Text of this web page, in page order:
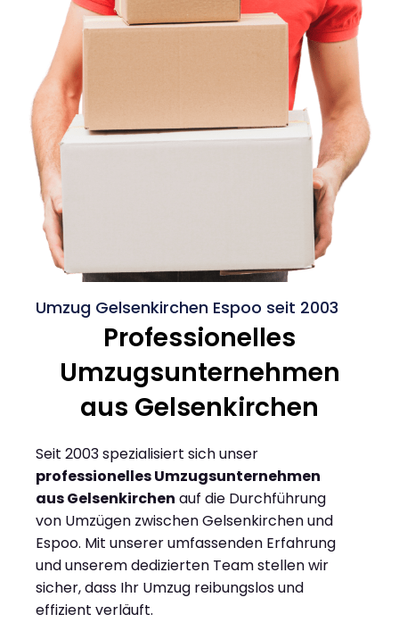
Umzug Gelsenkirchen Espoo seit 2003
Professionelles
Umzugsunternehmen
aus Gelsenkirchen
Seit 2003 spezialisiert sich unser
professionelles Umzugsunternehmen
aus Gelsenkirchen auf die Durchführung
von Umzügen zwischen Gelsenkirchen und
Espoo. Mit unserer umfassenden Erfahrung
und unserem dedizierten Team stellen wir
sicher, dass Ihr Umzug reibungslos und
effizient verläuft.